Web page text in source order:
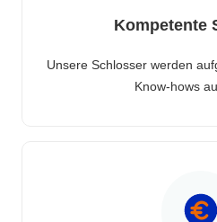
Kompetente
Unsere Schlosser werden
Know-hows